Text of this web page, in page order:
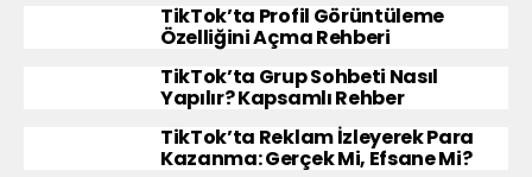
TikTok’ta Profil Görüntüleme
Özelliğini Açma Rehberi
TikTok’ta Grup Sohbeti Nasıl
Yapılır? Kapsamlı Rehber
TikTok’ta Reklam İzleyerek Para
Kazanma: Gerçek Mi, Efsane Mi?